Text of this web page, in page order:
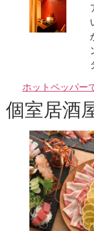
ホットペッパー
個室居酒